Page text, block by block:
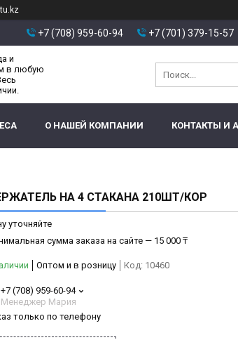
+7 (708) 959-60-94 +7 (701) 379-15-57
и
в любую
О НАШЕЙ КОМПАНИИ КОНТАКТЫ И
НА 4 СТАКАНА 210ШТ/КОР
уточняйте
сумма заказа на сайте — 15 000 ₸
Оптом и в розницу Код: 10460
+7 (708) 959-60-94
Менеджер Мария
только по телефону